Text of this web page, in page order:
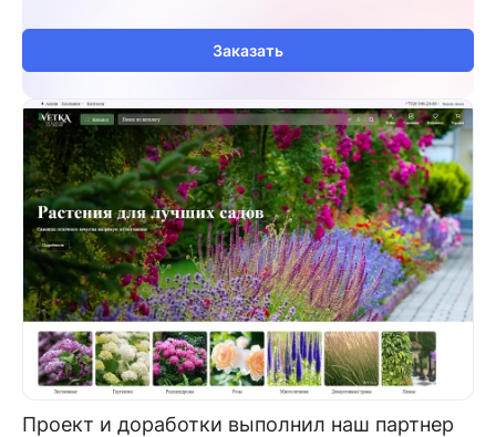
Проект и доработки выполнил наш партнер
Заказать